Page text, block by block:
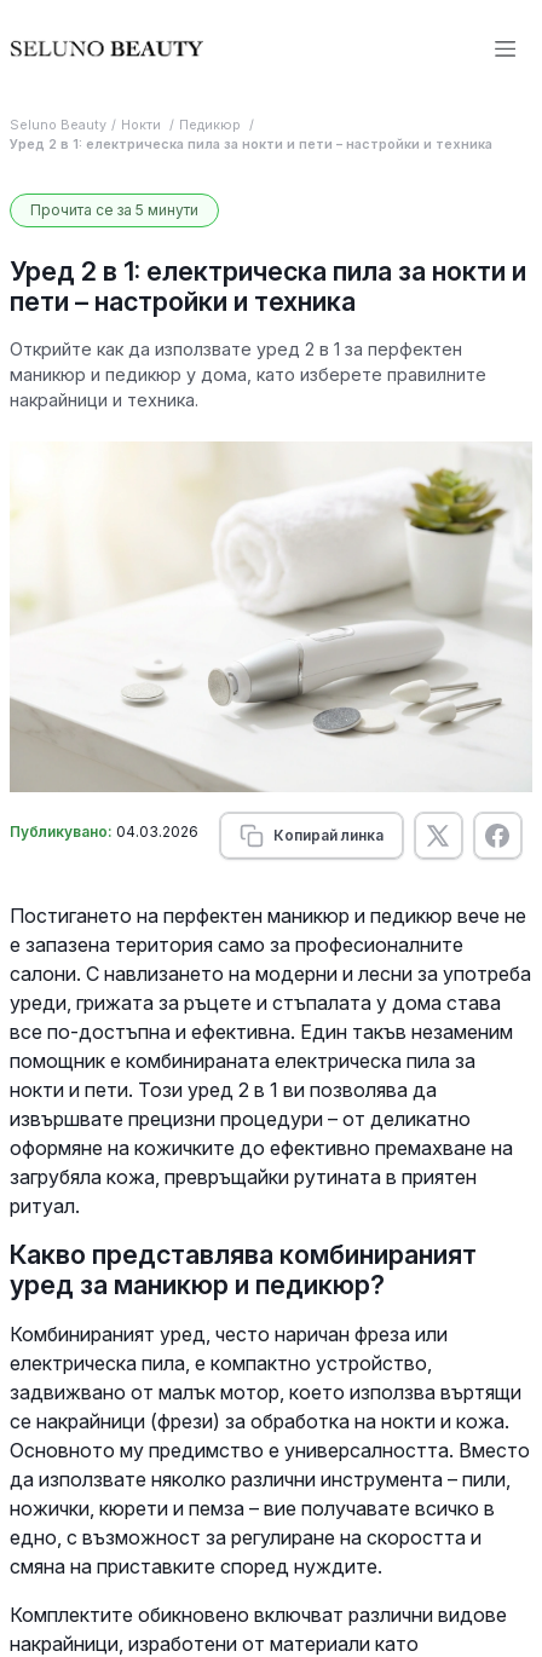
Seluno Beauty Нокти
Педикюр
Уред 2 в 1: електрическа пила за нокти и пети – настройки и техника
Прочита се за 5 минути
Уред 2 в 1: електрическа пила за нокти и
пети – настройки и техника
Открийте как да използвате уред 2 в 1 за перфектен
маникюр и педикюр у дома, като изберете правилните
накрайници и техника.
Публикувано: 04.03.2026 Копирай линка
Постигането на перфектен маникюр и педикюр вече не
е запазена територия само за професионалните
салони. С навлизането на модерни и лесни за употреба
уреди, грижата за ръцете и стъпалата у дома става
все по-достъпна и ефективна. Един такъв незаменим
помощник е комбинираната електрическа пила за
нокти и пети. Този уред 2 в 1 ви позволява да
извършвате прецизни процедури – от деликатно
оформяне на кожичките до ефективно премахване на
загрубяла кожа, превръщайки рутината в приятен
ритуал.
Какво представлява комбинираният
уред за маникюр и педикюр?
Комбинираният уред, често наричан фреза или
електрическа пила, е компактно устройство,
задвижвано от малък мотор, което използва въртящи
се накрайници (фрези) за обработка на нокти и кожа.
Основното му предимство е универсалността. Вместо
да използвате няколко различни инструмента – пили,
ножички, кюрети и пемза – вие получавате всичко в
едно, с възможност за регулиране на скоростта и
смяна на приставките според нуждите.
Комплектите обикновено включват различни видове
накрайници, изработени от материали като